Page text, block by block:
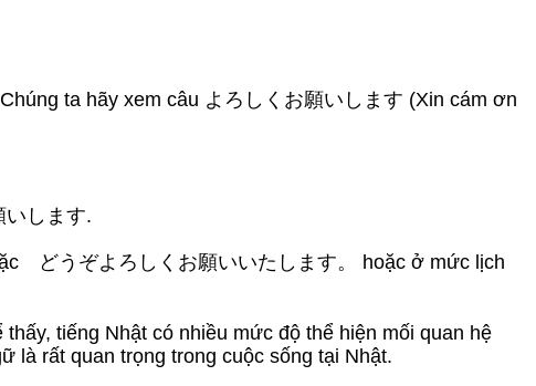
ta hãy xem câu よろしくお願いします (Xin cám ơn
します.
どうぞよろしくお願いいたします。 hoặc ở mức lịch
tiếng Nhật có nhiều mức độ thể hiện mối quan hệ
rất quan trọng trong cuộc sống tại Nhật.